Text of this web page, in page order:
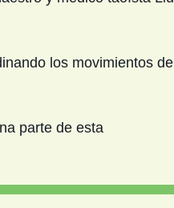
los movimientos de
parte de esta